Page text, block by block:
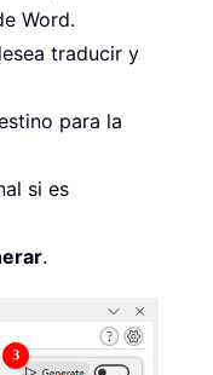
Word.
traducir y
para la
si es
.